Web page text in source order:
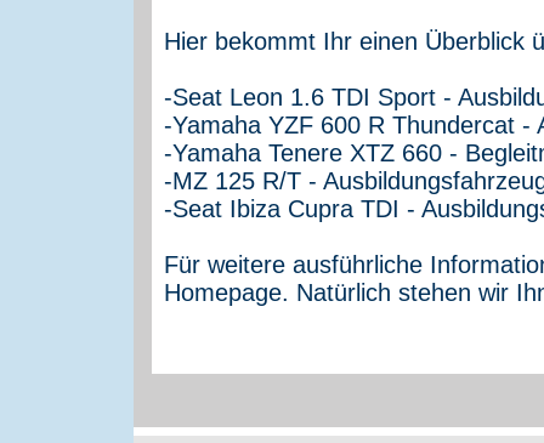
Hier bekommt Ihr einen Überblick
-Seat Leon 1.6 TDI Sport -
-Yamaha YZF 600 R Thundercat -
-Yamaha Tenere XTZ 660 -
-MZ 125 R/T -
-Seat Ibiza Cupra TDI -
Für weitere ausführliche
Homepage. Natürlich stehen wir